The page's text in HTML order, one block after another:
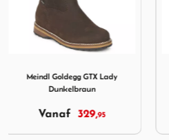
Meindl Wet Proof
9,95